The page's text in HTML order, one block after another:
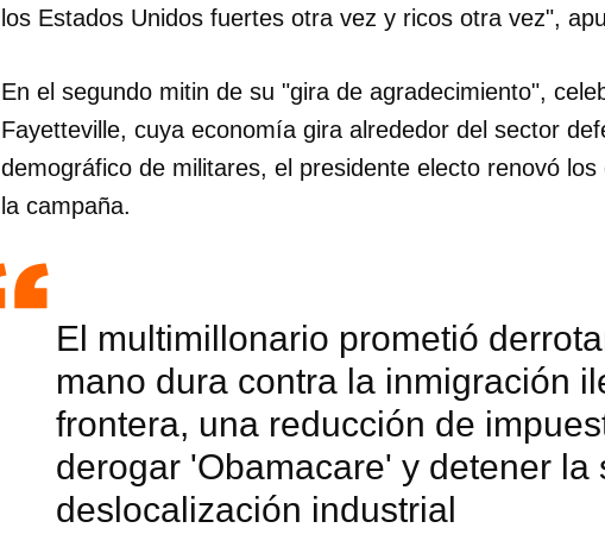
los Estados Unidos fuertes otra vez y ricos otra vez",
En el segundo mitin de su "gira de agradecimiento",
Fayetteville, cuya economía gira alrededor del sector
demográfico de militares, el presidente electo renovó
la campaña.
El multimillonario prometió
mano dura contra la inmigración
frontera, una reducción de
derogar 'Obamacare' y detener la
deslocalización industrial